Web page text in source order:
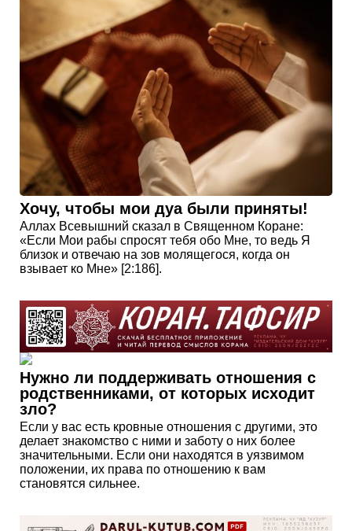
Хочу, чтобы мои дуа были приняты!
Аллах Всевышний сказал в Священном Коране:
«Если Мои рабы спросят тебя обо Мне, то ведь Я
близок и отвечаю на зов молящегося, когда он
взывает ко Мне» [2:186].
Нужно ли поддерживать отношения с
родственниками, от которых исходит
зло?
Если у вас есть кровные отношения с другими, это
делает знакомство с ними и заботу о них более
значительными. Если они находятся в уязвимом
положении, их права по отношению к вам
становятся сильнее.
Шрайнеры — американский орден,